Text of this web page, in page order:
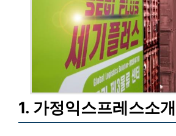
1. 가정익스프레스소개